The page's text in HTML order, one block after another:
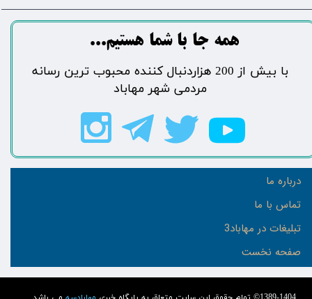
درباره ما
تماس با ما
تبلیغات در مهاباد3
صفحه نخست
​​​همه جا با شما هستیم...​​​​​​​​​​​​​​
​با بیش از 200 هزاردنبال کننده محبوب ترین رسانه
مردمی شهر مهاباد​​​​​​​​​​​​​​